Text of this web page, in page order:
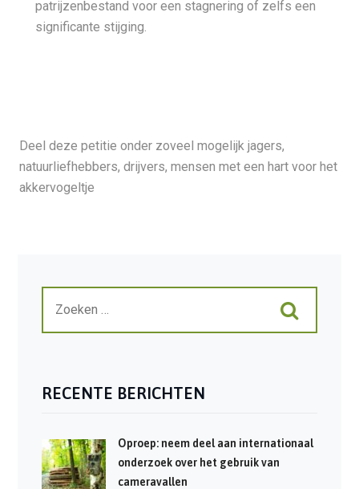
patrijzenbestand voor een stagnering of zelfs een
significante stijging.
Deel deze petitie onder zoveel mogelijk jagers,
natuurliefhebbers, drijvers, mensen met een hart voor het
akkervogeltje
RECENTE BERICHTEN
Oproep: neem deel aan internationaal
onderzoek over het gebruik van
cameravallen